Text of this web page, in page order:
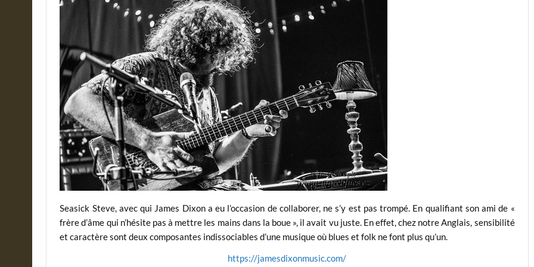
Seasick Steve, avec qui James Dixon a eu l’occasion de collaborer, ne s’y est pas trompé. En qualifiant son ami de «
frère d’âme qui n’hésite pas à mettre les mains dans la boue », il avait vu juste. En effet, chez notre Anglais, sensibilité
et caractère sont deux composantes indissociables d’une musique où blues et folk ne font plus qu’un.
https://jamesdixonmusic.com/